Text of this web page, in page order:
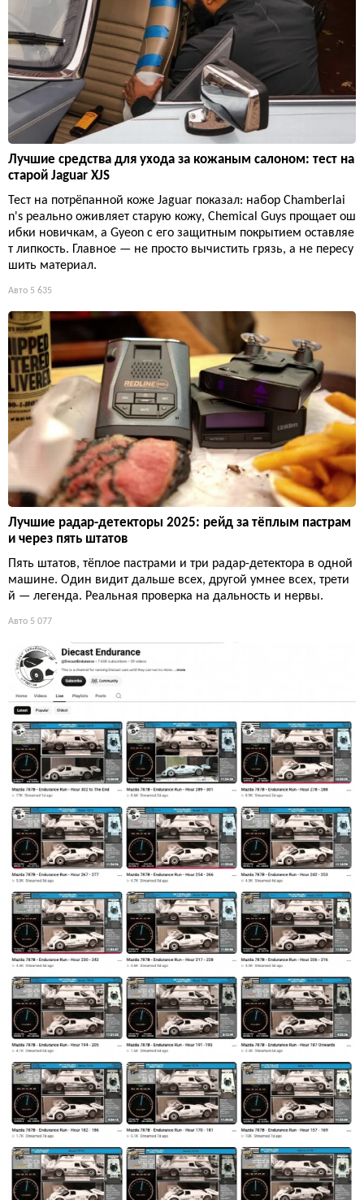
Лучшие средства для ухода за кожаным салоном: тест на
старой Jaguar XJS
Тест на потрёпанной коже Jaguar показал: набор Chamberlai
n's реально оживляет старую кожу, Chemical Guys прощает ош
ибки новичкам, а Gyeon с его защитным покрытием оставляе
т липкость. Главное — не просто вычистить грязь, а не пересу
шить материал.
Авто 5 635
Лучшие радар-детекторы 2025: рейд за тёплым пастрам
и через пять штатов
Пять штатов, тёплое пастрами и три радар-детектора в одной
машине. Один видит дальше всех, другой умнее всех, трети
й — легенда. Реальная проверка на дальность и нервы.
Авто 5 077